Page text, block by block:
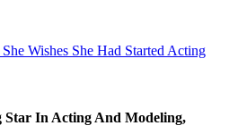
Star In Acting And Modeling,